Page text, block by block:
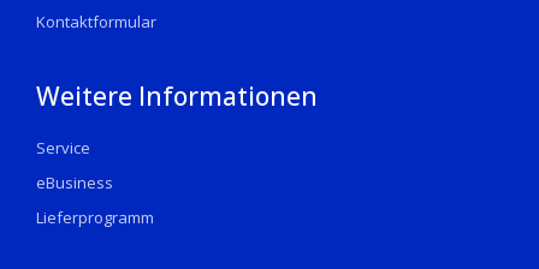
Kontaktformular
Weitere Informationen
Service
eBusiness
Lieferprogramm